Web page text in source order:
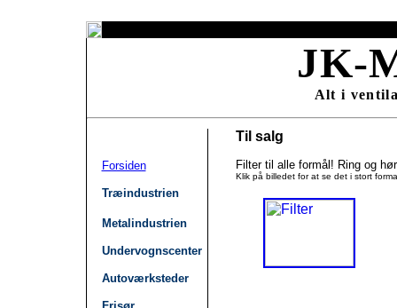
JK-
Alt i
Til salg
Filter til alle formål! Ring og
Klik på billedet for at se det i stort
Forsiden
Træindustrien
Metalindustrien
Undervognscenter
Autoværksteder